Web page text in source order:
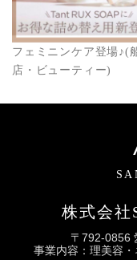
フェミニンケア登場♪(
店・ビューティー)
株式会
〒792-0856
事業内容：理美容